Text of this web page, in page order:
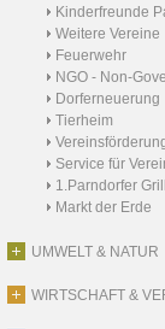
Kinderfreunde
Weitere Vereine
Feuerwehr
NGO - Non-
Dorferneuerung
Tierheim
Service für
1.Parndorfer
Markt der Erde
UMWELT & NATUR
WIRTSCHAFT &